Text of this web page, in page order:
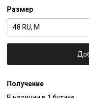
Размер
48 RU, M
Получение